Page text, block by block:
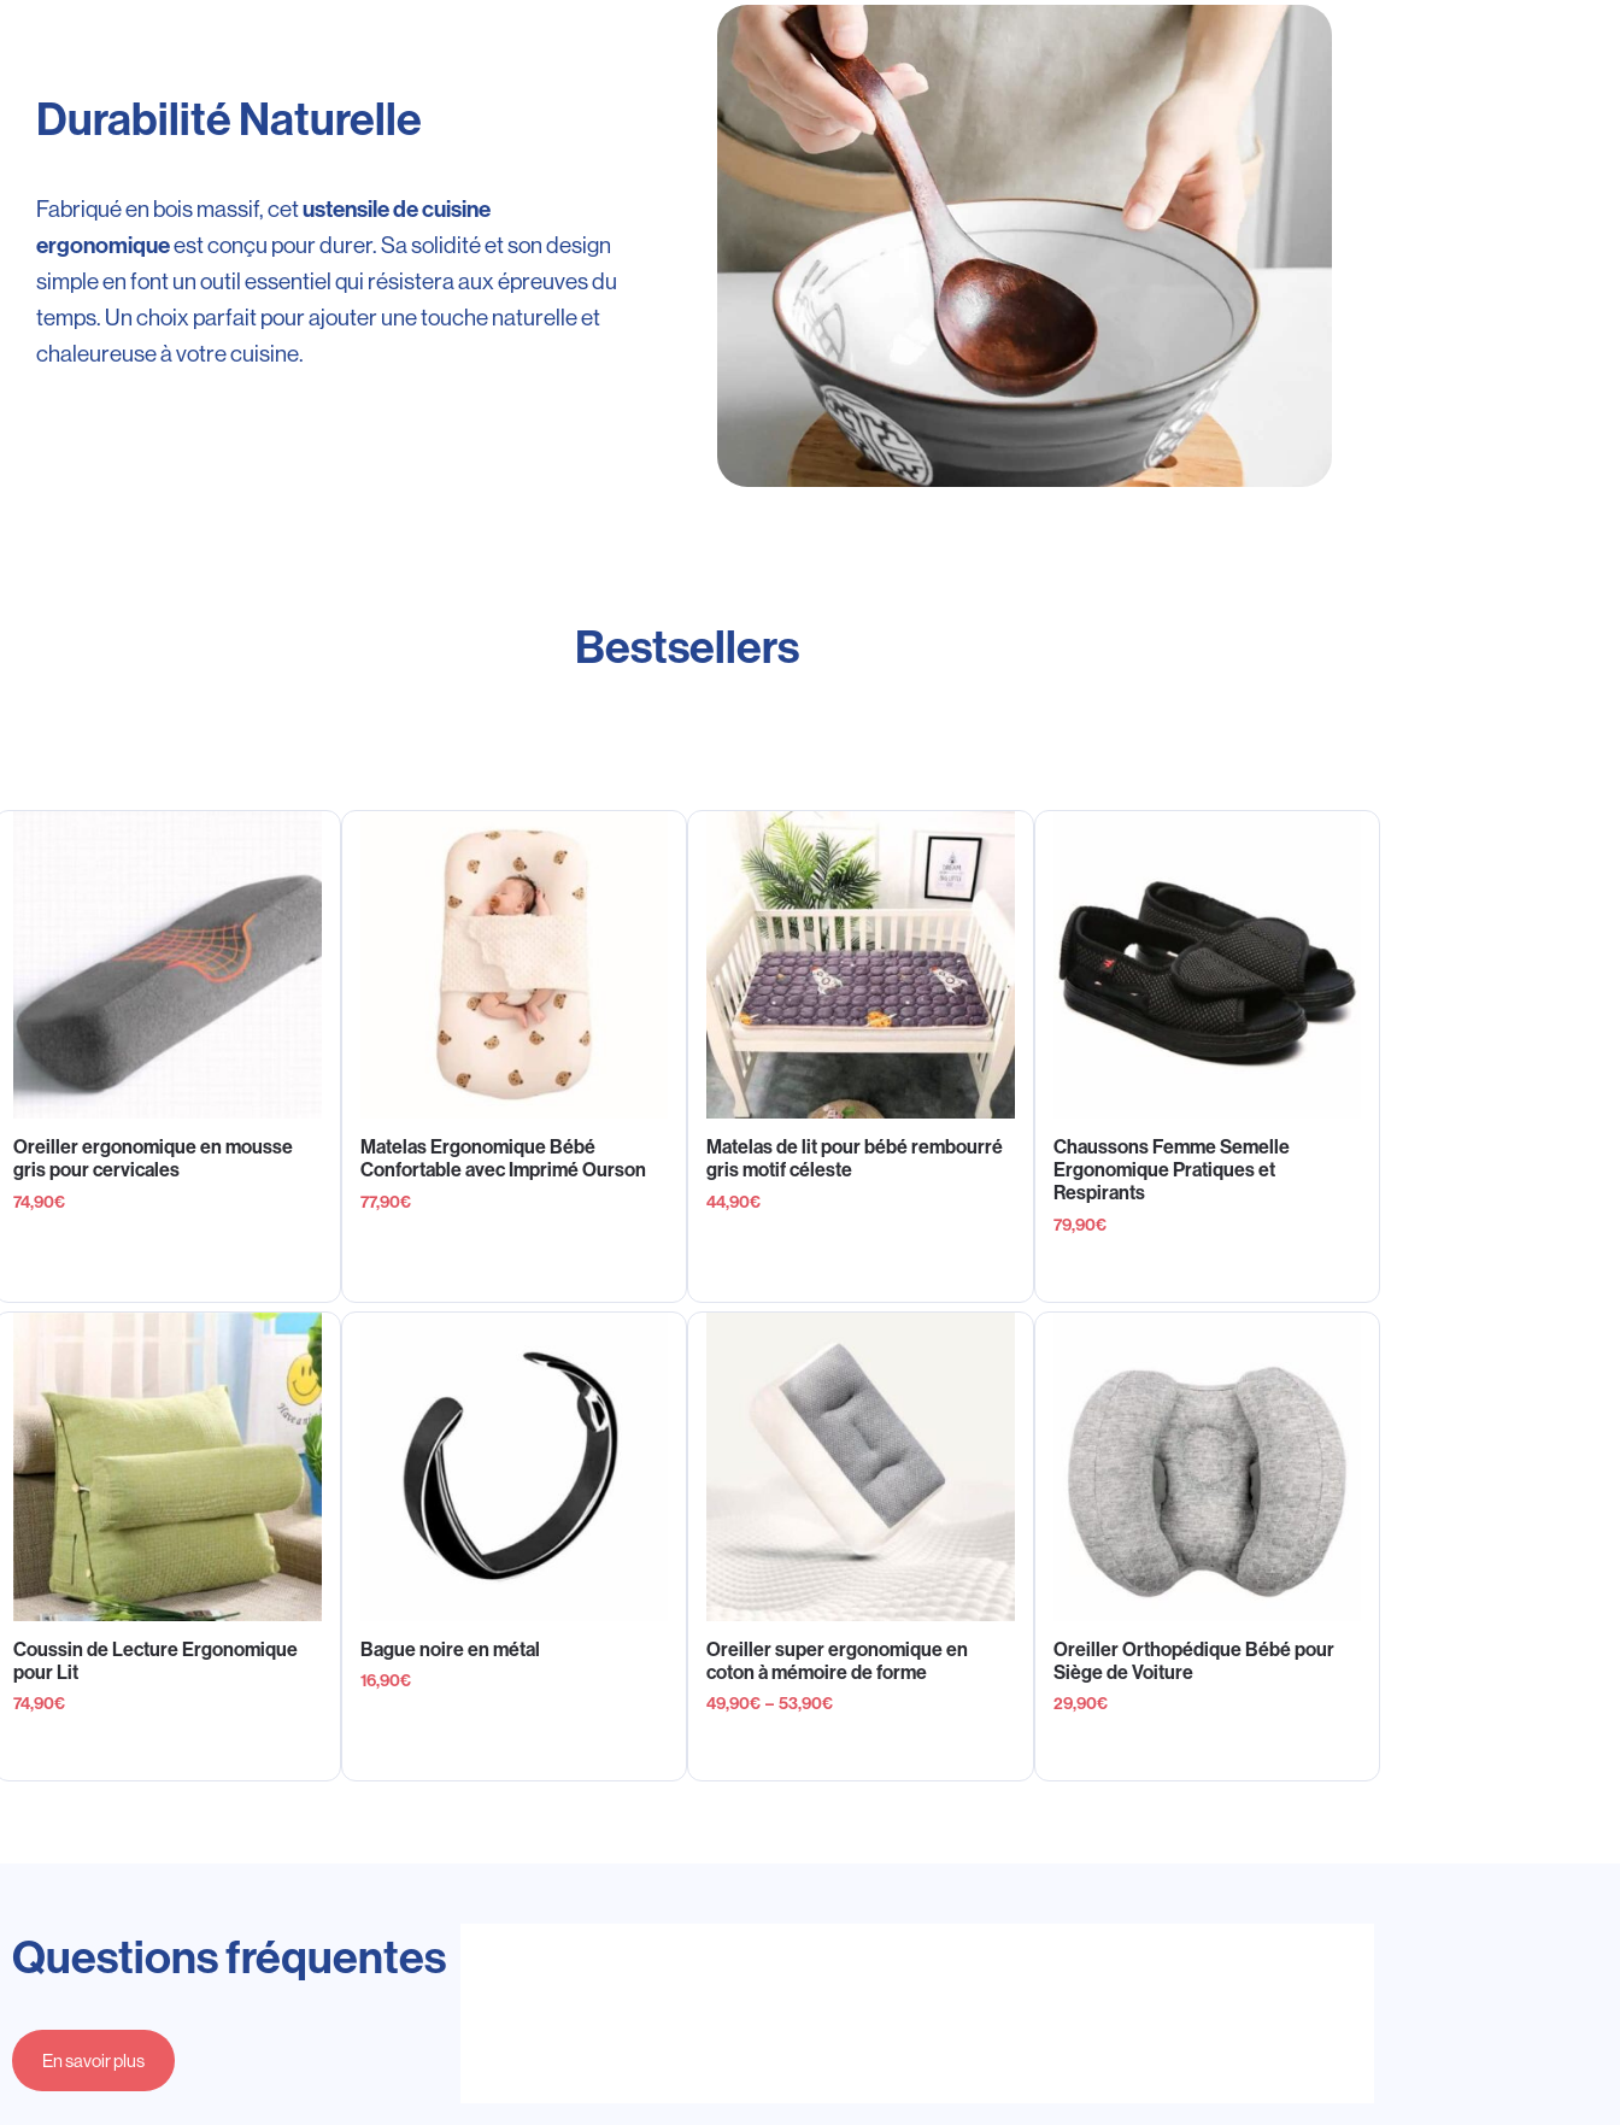
Durabilité Naturelle
Fabriqué en bois massif, cetustensile de cuisine
ergonomiqueest conçu pour durer. Sa solidité et son design
simple en font un outil essentiel qui résistera aux épreuves du
temps. Un choix parfait pour ajouter une touche naturelle et
chaleureuse à votre cuisine.
Bestsellers
Oreiller ergonomique en mousse
gris pour cervicales
74,90€
Matelas Ergonomique Bébé
Confortable avec Imprimé Ourson
77,90€
Matelas de lit pour bébé rembourré
gris motif céleste
44,90€
Chaussons Femme Semelle
Ergonomique Pratiques et
Respirants
79,90€
Coussin de Lecture Ergonomique
pour Lit
74,90€
Bague noire en métal
16,90€
Oreiller super ergonomique en
coton à mémoire de forme
49,90€ – 53,90€
Oreiller Orthopédique Bébé pour
Siège de Voiture
29,90€
Questions fréquentes
En savoir plus